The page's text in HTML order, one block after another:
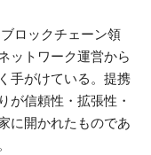
ロックチェーン領
ットワーク運営から
手がけている。提携
が信頼性・拡張性・
に開かれたものであ